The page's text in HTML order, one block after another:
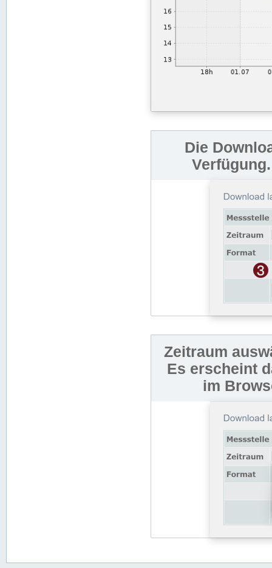
Die
Zeitraum
Es erscheint
im